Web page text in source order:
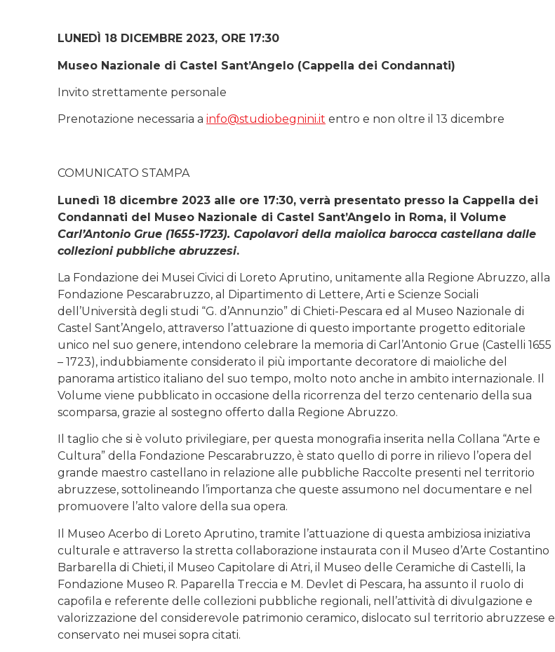
LUNEDÌ 18 DICEMBRE 2023, ORE 17:30
Museo Nazionale di Castel Sant’Angelo (Cappella dei Condannati)
Invito strettamente personale
Prenotazione necessaria a info@studiobegnini.it entro e non oltre il 13 dicembre
COMUNICATO STAMPA
Lunedì 18 dicembre 2023 alle ore 17:30, verrà presentato presso la Cappella dei
Condannati del Museo Nazionale di Castel Sant’Angelo in Roma, il Volume
Carl’Antonio Grue (1655-1723). Capolavori della maiolica barocca castellana dalle
collezioni pubbliche abruzzesi.
La Fondazione dei Musei Civici di Loreto Aprutino, unitamente alla Regione Abruzzo, alla
Fondazione Pescarabruzzo, al Dipartimento di Lettere, Arti e Scienze Sociali
dell’Università degli studi “G. d’Annunzio” di Chieti-Pescara ed al Museo Nazionale di
Castel Sant’Angelo, attraverso l’attuazione di questo importante progetto editoriale
unico nel suo genere, intendono celebrare la memoria di Carl’Antonio Grue (Castelli 1655
– 1723), indubbiamente considerato il più importante decoratore di maioliche del
panorama artistico italiano del suo tempo, molto noto anche in ambito internazionale. Il
Volume viene pubblicato in occasione della ricorrenza del terzo centenario della sua
scomparsa, grazie al sostegno offerto dalla Regione Abruzzo.
Il taglio che si è voluto privilegiare, per questa monografia inserita nella Collana “Arte e
Cultura” della Fondazione Pescarabruzzo, è stato quello di porre in rilievo l’opera del
grande maestro castellano in relazione alle pubbliche Raccolte presenti nel territorio
abruzzese, sottolineando l’importanza che queste assumono nel documentare e nel
promuovere l’alto valore della sua opera.
Il Museo Acerbo di Loreto Aprutino, tramite l’attuazione di questa ambiziosa iniziativa
culturale e attraverso la stretta collaborazione instaurata con il Museo d’Arte Costantino
Barbarella di Chieti, il Museo Capitolare di Atri, il Museo delle Ceramiche di Castelli, la
Fondazione Museo R. Paparella Treccia e M. Devlet di Pescara, ha assunto il ruolo di
capofila e referente delle collezioni pubbliche regionali, nell’attività di divulgazione e
valorizzazione del considerevole patrimonio ceramico, dislocato sul territorio abruzzese e
conservato nei musei sopra citati.